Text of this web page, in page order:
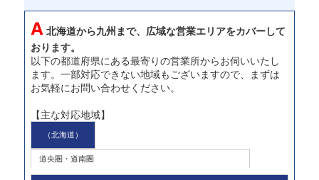
A 北海道から九州まで、広域な営業エリアをカバーして
おります。
以下の都道府県にある最寄りの営業所からお伺いいたし
ます。一部対応できない地域もございますので、まずは
お気軽にお問い合わせください。
【主な対応地域】
（北海道）
道央圏・道南圏